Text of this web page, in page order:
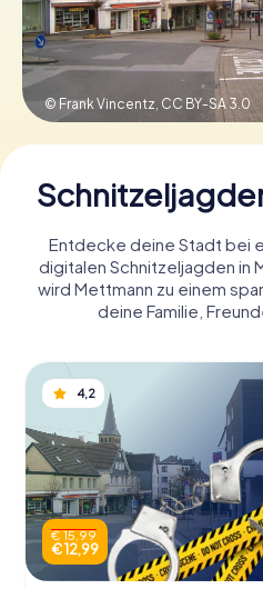
Gutscheine
© Frank Vincentz, CC BY-SA 3.0
Entdecke deine Stadt bei
digitalen Schnitzeljagden in
wird Mettmann zu einem
deine Familie,
4,2
€ 15,99
€ 12,99